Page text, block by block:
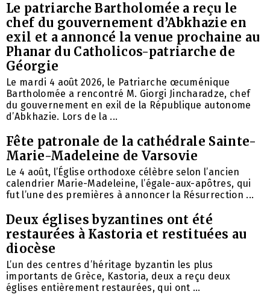
Le patriarche Bartholomée a reçu le
chef du gouvernement d’Abkhazie en
exil et a annoncé la venue prochaine au
Phanar du Catholicos-patriarche de
Géorgie
Le mardi 4 août 2026, le Patriarche œcuménique
Bartholomée a rencontré M. Giorgi Jincharadze, chef
du gouvernement en exil de la République autonome
d’Abkhazie. Lors de la ...
Fête patronale de la cathédrale Sainte-
Marie-Madeleine de Varsovie
Le 4 août, l’Église orthodoxe célèbre selon l’ancien
calendrier Marie-Madeleine, l’égale-aux-apôtres, qui
fut l’une des premières à annoncer la Résurrection ...
Deux églises byzantines ont été
restaurées à Kastoria et restituées au
diocèse
L’un des centres d’héritage byzantin les plus
importants de Grèce, Kastoria, deux a reçu deux
églises entièrement restaurées, qui ont ...